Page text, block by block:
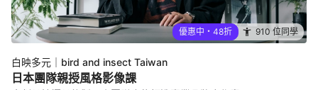
優惠中・48折 910 位同學
白映多元｜bird and insect Taiwan
日本團隊親授風格影像課